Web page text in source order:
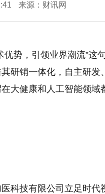
来源：财讯网
优势，引领业界潮流”这
研销一体化，自主研
大健康和人工智能领域
科技有限公司立足时